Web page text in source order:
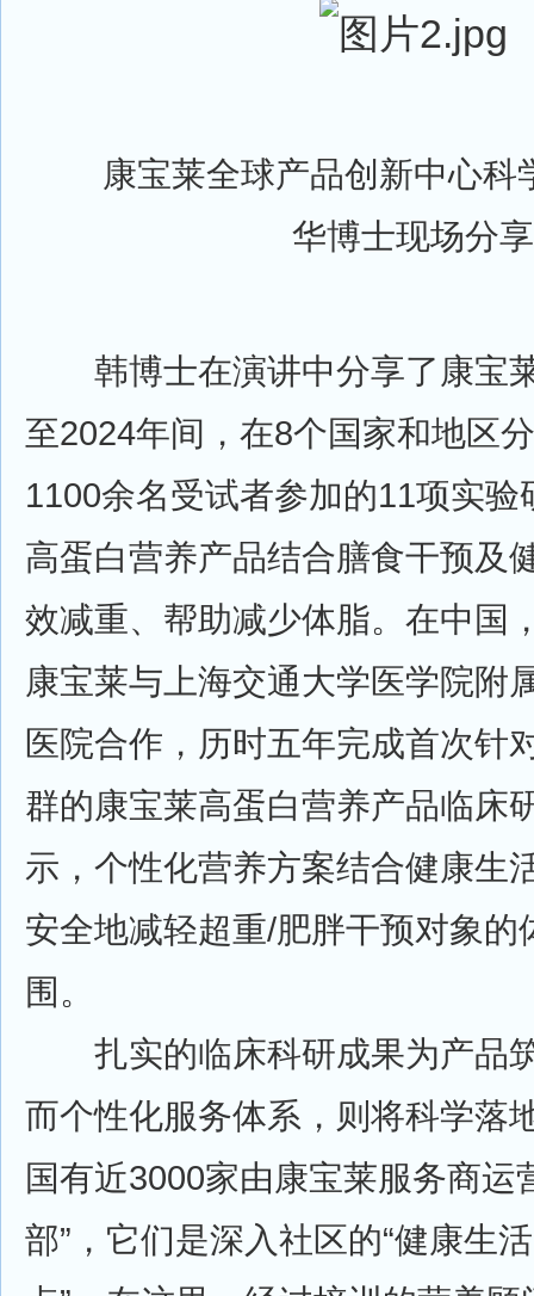
康宝莱全球产品创新中心科
华博士现场分享
韩博士在演讲中分享了康宝
至2024年间，在8个国家和地区
1100余名受试者参加的11项实
高蛋白营养产品结合膳食干预及
效减重、帮助减少体脂。在中国
康宝莱与上海交通大学医学院附
医院合作，历时五年完成首次针
群的康宝莱高蛋白营养产品临床
示，个性化营养方案结合健康生
安全地减轻超重/肥胖干预对象的
围。
扎实的临床科研成果为产品
而个性化服务体系，则将科学落
国有近3000家由康宝莱服务商运
部”，它们是深入社区的“健康生